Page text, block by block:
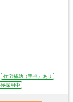
住宅補助（手当）あり
採用中